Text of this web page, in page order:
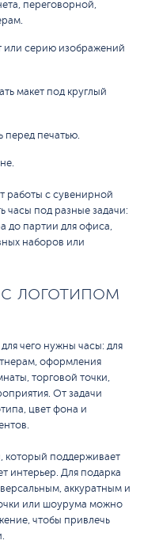
переговорной,
или серию изображений
макет под круглый
перед печатью.
работы с сувенирной
часы под разные задачи:
до партии для офиса,
наборов или
логотипом
чего нужны часы: для
оформления
торговой точки,
От задачи
цвет фона и
который поддерживает
интерьер. Для подарка
аккуратным и
или шоурума можно
чтобы привлечь